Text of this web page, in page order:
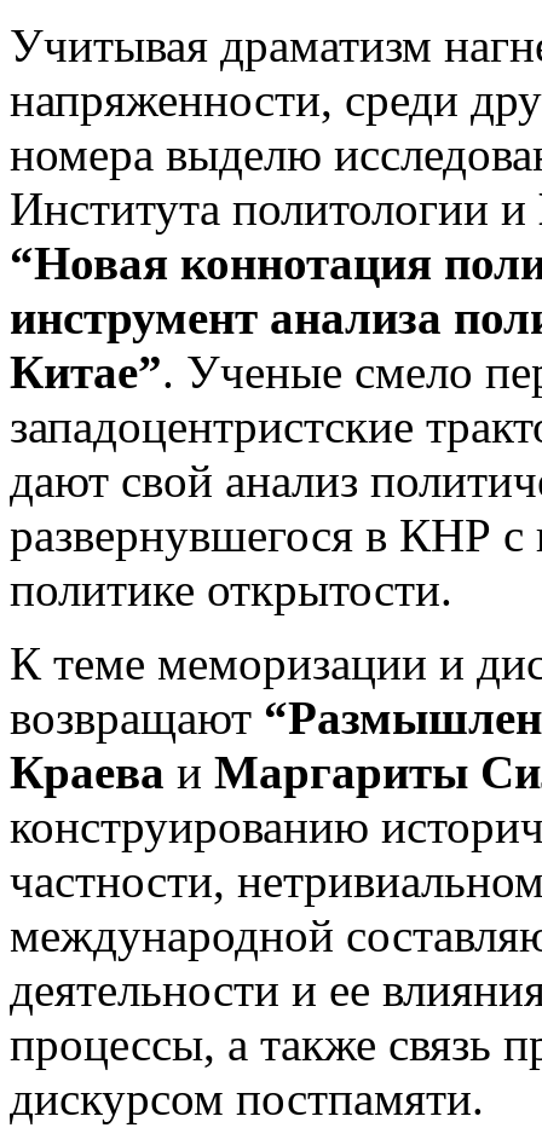
Учитывая драматизм
напряженности, среди
номера выделю
Института политологии и
“Новая коннотация
инструмент анализа
Китае”. Ученые смело
западоцентристские
дают свой анализ
развернувшегося в КНР с
политике открытости.
К теме меморизации и
возвращают
Краева и Маргариты
конструированию
частности,
международной
деятельности и ее
процессы, а также связь
дискурсом постпамяти.